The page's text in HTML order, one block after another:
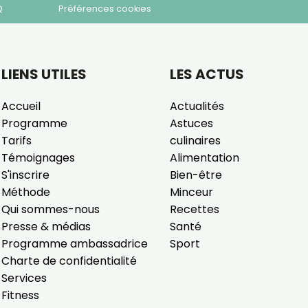
Préférences cookies
LIENS UTILES
Accueil
Programme
Tarifs
Témoignages
S'inscrire
Méthode
Qui sommes-nous
Presse & médias
Programme ambassadrice
Charte de confidentialité
Services
Fitness
LES ACTUS
Actualités
Astuces
culinaires
Alimentation
Bien-être
Minceur
Recettes
Santé
Sport